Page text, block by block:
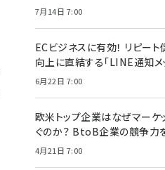
7月14日 7:00
ECビジネスに有効！ リピー
向上に直結する「LINE通知メ
6月22日 7:00
欧米トップ企業はなぜマーケ
ぐのか？ BtoB企業の競争力
4月21日 7:00